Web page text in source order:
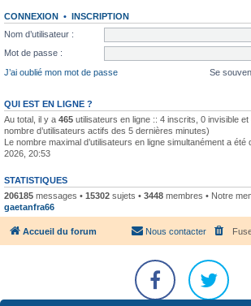
CONNEXION • INSCRIPTION
Nom d’utilisateur :
Mot de passe :
J’ai oublié mon mot de passe
Se
QUI EST EN LIGNE ?
Au total, il y a 465 utilisateurs en ligne :: 4 inscrits, 0 invisible
nombre d’utilisateurs actifs des 5 dernières minutes)
Le nombre maximal d’utilisateurs en ligne simultanément a été
2026, 20:53
STATISTIQUES
206185 messages • 15302 sujets • 3448 membres • Notre
gaetanfra66
Accueil du forum Nous contacter